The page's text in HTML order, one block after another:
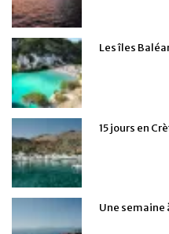
Les îles
15 jours en
Une semaine